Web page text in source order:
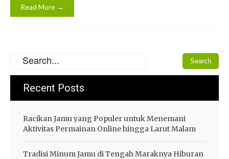
Read More →
Recent Posts
Racikan Jamu yang Populer untuk Menemani
Aktivitas Permainan Online hingga Larut Malam
Tradisi Minum Jamu di Tengah Maraknya Hiburan